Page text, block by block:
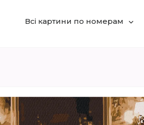
Всі картини по номерам